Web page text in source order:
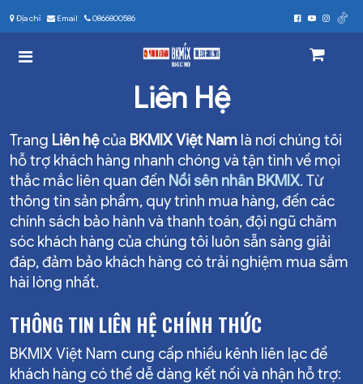
Địa chỉ Email 0866800586
Liên Hệ
Trang Liên hệcủa BKMIX Việt Nam là nơi chúng tôi
hỗ trợ khách hàng nhanh chóng và tận tình về mọi
thắc mắc liên quan đến Nồi sên nhân BKMIX. Từ
thông tin sản phẩm, quy trình mua hàng, đến các
chính sách bảo hành và thanh toán, đội ngũ chăm
sóc khách hàng của chúng tôi luôn sẵn sàng giải
đáp, đảm bảo khách hàng có trải nghiệm mua sắm
hài lòng nhất.
THÔNG TIN LIÊN HỆ CHÍNH THỨC
BKMIX Việt Nam cung cấp nhiều kênh liên lạc để
khách hàng có thể dễ dàng kết nối và nhận hỗ trợ: